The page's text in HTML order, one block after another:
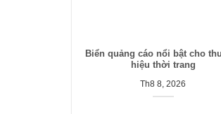
Biển quảng cáo nổi bật cho
hiệu thời trang
Th8 8, 2026